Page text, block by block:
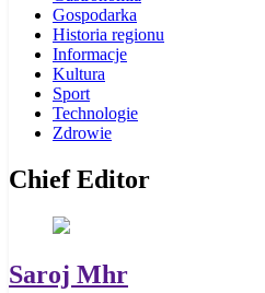
Gospodarka
Historia regionu
Informacje
Kultura
Sport
Technologie
Zdrowie
Chief Editor
Saroj Mhr